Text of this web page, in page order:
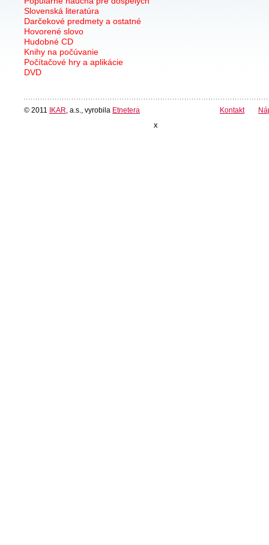
Slovenská literatúra
Darčekové predmety a ostatné
Hovorené slovo
Hudobné CD
Knihy na počúvanie
Počítačové hry a aplikácie
DVD
© 2011 IKAR , a.s., vyrobila Etnetera Kontakt
x